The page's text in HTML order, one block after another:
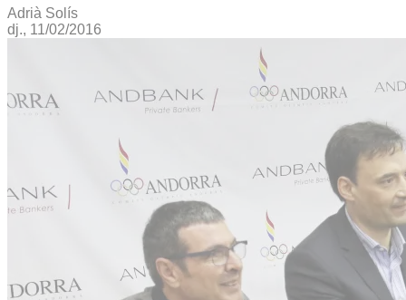
Adrià Solís
dj., 11/02/2016